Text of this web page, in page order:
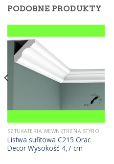
PODOBNE PRODUKTY
SZTUKATERIA WEWNĘTRZNA STYROPIANOWA
Listwa sufitowa C215 Orac
Decor Wysokość 4,7 cm